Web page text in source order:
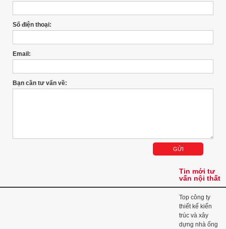
Số điện thoại:
Email:
Bạn cần tư vấn về:
Tin mới tư
vấn nội thất
Top công ty
thiết kế kiến
trúc và xây
dựng nhà ống